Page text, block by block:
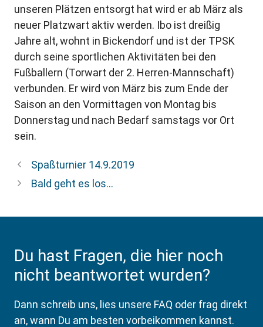
unseren Plätzen entsorgt hat wird er ab März als
neuer Platzwart aktiv werden. Ibo ist dreißig
Jahre alt, wohnt in Bickendorf und ist der TPSK
durch seine sportlichen Aktivitäten bei den
Fußballern (Torwart der 2. Herren-Mannschaft)
verbunden. Er wird von März bis zum Ende der
Saison an den Vormittagen von Montag bis
Donnerstag und nach Bedarf samstags vor Ort
sein.
Spaßturnier 14.9.2019
Bald geht es los…
Du hast Fragen, die hier noch
nicht beantwortet wurden?
Dann schreib uns, lies unsere FAQ oder frag direkt
an, wann Du am besten vorbeikommen kannst.